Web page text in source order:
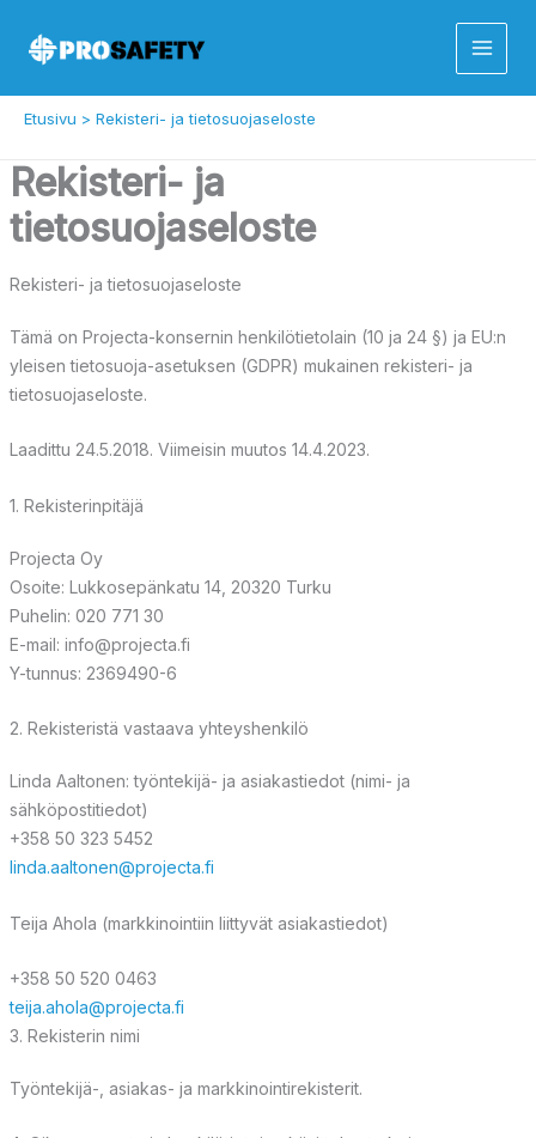
sisältöön
Etusivu Rekisteri- ja tietosuojaseloste
Rekisteri- ja
tietosuojaseloste
Rekisteri- ja tietosuojaseloste
Tämä on Projecta-konsernin henkilötietolain (10 ja 24 §) ja EU:n
yleisen tietosuoja-asetuksen (GDPR) mukainen rekisteri- ja
tietosuojaseloste.
Laadittu 24.5.2018. Viimeisin muutos 14.4.2023.
1. Rekisterinpitäjä
Projecta Oy
Osoite: Lukkosepänkatu 14, 20320 Turku
Puhelin: 020 771 30
E-mail: info@projecta.fi
Y-tunnus: 2369490-6
2. Rekisteristä vastaava yhteyshenkilö
Linda Aaltonen: työntekijä- ja asiakastiedot (nimi- ja
sähköpostitiedot)
+358 50 323 5452
linda.aaltonen@projecta.fi
Teija Ahola (markkinointiin liittyvät asiakastiedot)
+358 50 520 0463
teija.ahola@projecta.fi
3. Rekisterin nimi
Työntekijä-, asiakas- ja markkinointirekisterit.